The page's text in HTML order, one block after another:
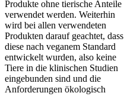
Produkte ohne tierische Anteile
verwendet werden. Weiterhin
wird bei allen verwendeten
Produkten darauf geachtet, dass
diese nach veganem Standard
entwickelt wurden, also keine
Tiere in die klinischen Studien
eingebunden sind und die
Anforderungen ökologisch